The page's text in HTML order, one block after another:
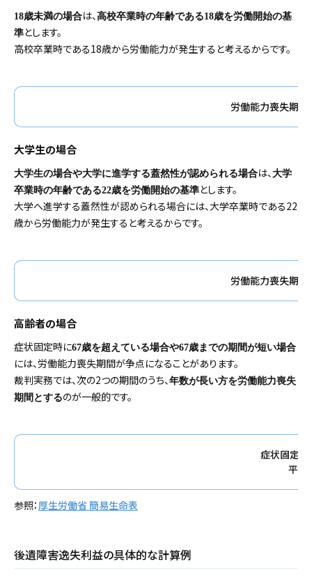
18歳未満の場合は、 高校卒業時の年齢である18歳を労働開始の基
準とします。
高校卒業時である18歳から労働能力が発生すると考えるからです。
労働能力喪失期間
大学生の場合
大学生の場合や大学に進学する蓋然性が認められる場合は、 大学
卒業時の年齢である22歳を労働開始の基準とします。
大学へ進学する蓋然性が認められる場合には、大学卒業時である22
歳から労働能力が発生すると考えるからです。
労働能力喪失期間
高齢者の場合
症状固定時に67歳を超えている場合や67歳までの期間が短い場合
には、労働能力喪失期間が争点になることがあります。
裁判実務では、次の2つの期間のうち、 年数が長い方を労働能力喪失
期間とするのが一般的です。
症状固定日
平均
参照： 厚生労働省 簡易生命表
後遺障害逸失利益の具体的な計算例